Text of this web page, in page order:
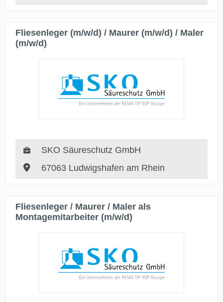
Fliesenleger (m/w/d) / Maurer (m/w/d) / Maler
(m/w/d)
SKO Säureschutz GmbH
67063 Ludwigshafen am Rhein
Fliesenleger / Maurer / Maler als
Montagemitarbeiter (m/w/d)